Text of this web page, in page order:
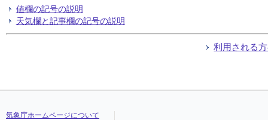
24
24
24
24
値欄の記号の説明
天気欄と記事欄の記号の説明
利用される
気象庁ホームページについて